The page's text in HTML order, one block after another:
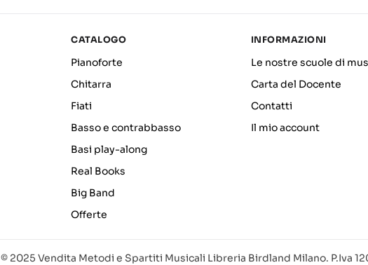
CATALOGO
Pianoforte
Chitarra
Fiati
Basso e contrabbasso
Basi play-along
Real Books
Big Band
Offerte
INFORMAZIONI
Le nostre scuole di
Carta del Docente
Contatti
Il mio account
© 2025 Vendita Metodi e Spartiti Musicali Libreria Birdland Milano. P.Iva